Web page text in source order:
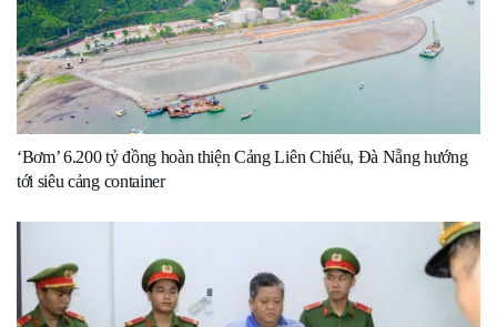
‘Bơm’ 6.200 tỷ đồng hoàn thiện Cảng Liên Chiểu, Đà Nẵng hướng
tới siêu cảng container